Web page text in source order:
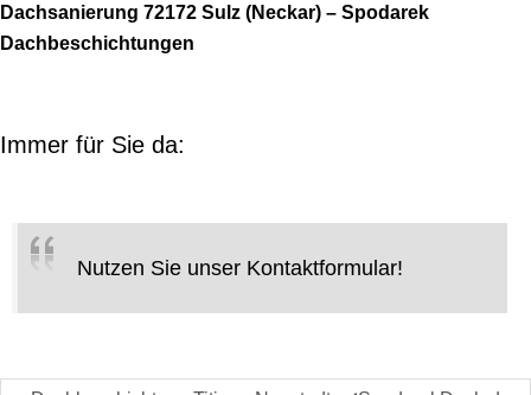
Dachsanierung 72172 Sulz (Neckar) – Spodarek
Dachbeschichtungen
Immer für Sie da:
Nutzen Sie unser Kontaktformular!